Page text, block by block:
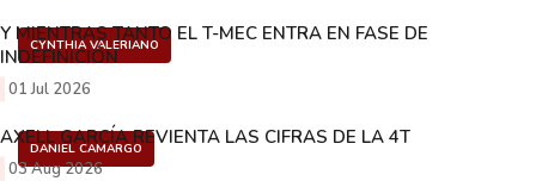
CYNTHIA VALERIANO
Y MIENTRAS TANTO EL T-MEC ENTRA EN FASE DE
INDEFINICIÓN
01 Jul 2026
DANIEL CAMARGO
AXELL GARCÍA REVIENTA LAS CIFRAS DE LA 4T
03 Aug 2026